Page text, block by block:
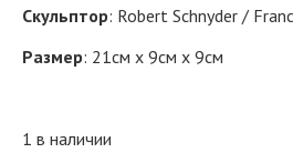
Скульптор: Robert Schnyder /
Размер: 21см х 9см х 9см
1 в наличии